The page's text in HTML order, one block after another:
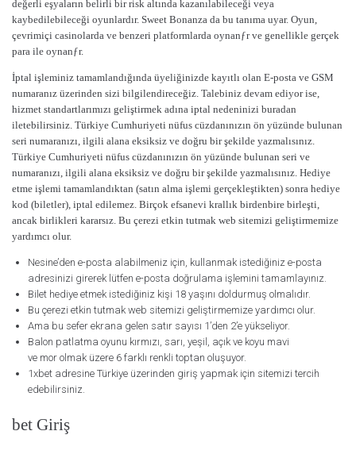
değerli eşyaların belirli bir risk altında kazanılabileceği veya
kaybedilebileceği oyunlardır. Sweet Bonanza da bu tanıma uyar. Oyun,
çevrimiçi casinolarda ve benzeri platformlarda oynanƒr ve genellikle gerçek
para ile oynanƒr.
İptal işleminiz tamamlandığında üyeliğinizde kayıtlı olan E-posta ve GSM
numaranız üzerinden sizi bilgilendireceğiz. Talebiniz devam ediyor ise,
hizmet standartlarımızı geliştirmek adına iptal nedeninizi buradan
iletebilirsiniz. Türkiye Cumhuriyeti nüfus cüzdanınızın ön yüzünde bulunan
seri numaranızı, ilgili alana eksiksiz ve doğru bir şekilde yazmalısınız.
Türkiye Cumhuriyeti nüfus cüzdanınızın ön yüzünde bulunan seri ve
numaranızı, ilgili alana eksiksiz ve doğru bir şekilde yazmalısınız. Hediye
etme işlemi tamamlandıktan (satın alma işlemi gerçekleştikten) sonra hediye
kod (biletler), iptal edilemez. Birçok efsanevi krallık birdenbire birleşti,
ancak birlikleri kararsız. Bu çerezi etkin tutmak web sitemizi geliştirmemize
yardımcı olur.
Nesine’den e-posta alabilmeniz için, kullanmak istediğiniz e-posta
adresinizi girerek lütfen e-posta doğrulama işlemini tamamlayınız.
Bilet hediye etmek istediğiniz kişi 18 yaşını doldurmuş olmalıdır.
Bu çerezi etkin tutmak web sitemizi geliştirmemize yardımcı olur.
Ama bu sefer ekrana gelen satır sayısı 1’den 2’e yükseliyor.
Balon patlatma oyunu kırmızı, sarı, yeşil, açık ve koyu mavi
ve mor olmak üzere 6 farklı renkli toptan oluşuyor.
1xbet adresine Türkiye üzerinden giriş yapmak için sitemizi tercih
edebilirsiniz.
bet Giriş